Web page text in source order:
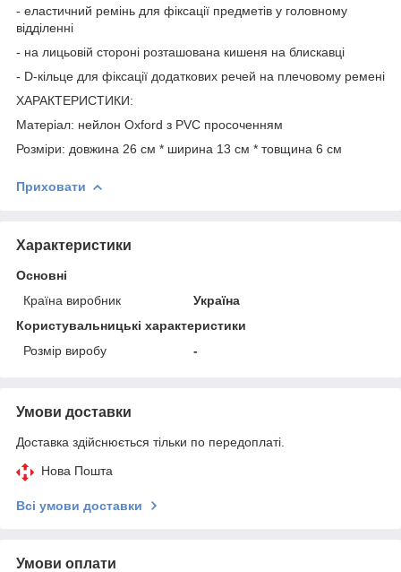
- еластичний ремінь для фіксації предметів у головному
відділенні
- на лицьовій стороні розташована кишеня на блискавці
- D-кільце для фіксації додаткових речей на плечовому ремені
ХАРАКТЕРИСТИКИ:
Матеріал: нейлон Oxford з PVC просоченням
Розміри: довжина 26 см * ширина 13 см * товщина 6 см
Приховати
Характеристики
Основні
Країна виробник
Україна
Користувальницькі характеристики
Розмір виробу
-
Умови доставки
Доставка здійснюється тільки по передоплаті.
Нова Пошта
Всі умови доставки
Умови оплати